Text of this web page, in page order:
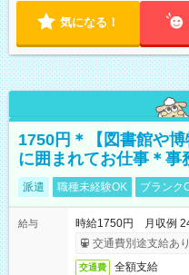
気になる！
1750円＊【図書館や
に囲まれてお仕事＊事
派遣 職種未経験OK ブランク
給与
時給1750円 月収例
交通費別途支給あり
交通費 全額支給